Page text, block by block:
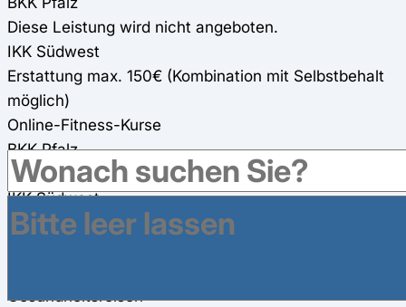
Diese Leistung wird nicht angeboten.
IKK Südwest
Erstattung max. 150€ (Kombination mit Selbstbehalt
möglich)
Online-Fitness-Kurse
BKK Pfalz
100% für Online-Fitness-Kurse
IKK Südwest
300€ Zuschuss für zwei Online-Fitness-Kurse (150€
Gesundheitsreisen